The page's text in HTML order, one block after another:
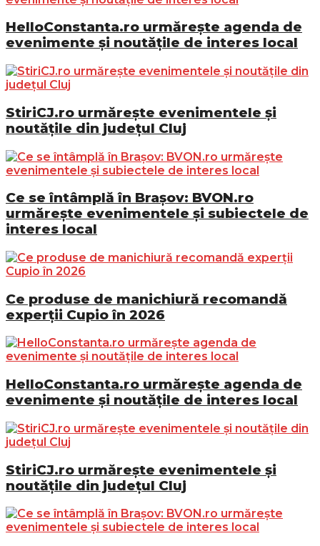
HelloConstanta.ro urmărește agenda de
evenimente și noutățile de interes local
StiriCJ.ro urmărește evenimentele și
noutățile din județul Cluj
Ce se întâmplă în Brașov: BVON.ro
urmărește evenimentele și subiectele de
interes local
Ce produse de manichiură recomandă
experții Cupio în 2026
HelloConstanta.ro urmărește agenda de
evenimente și noutățile de interes local
StiriCJ.ro urmărește evenimentele și
noutățile din județul Cluj